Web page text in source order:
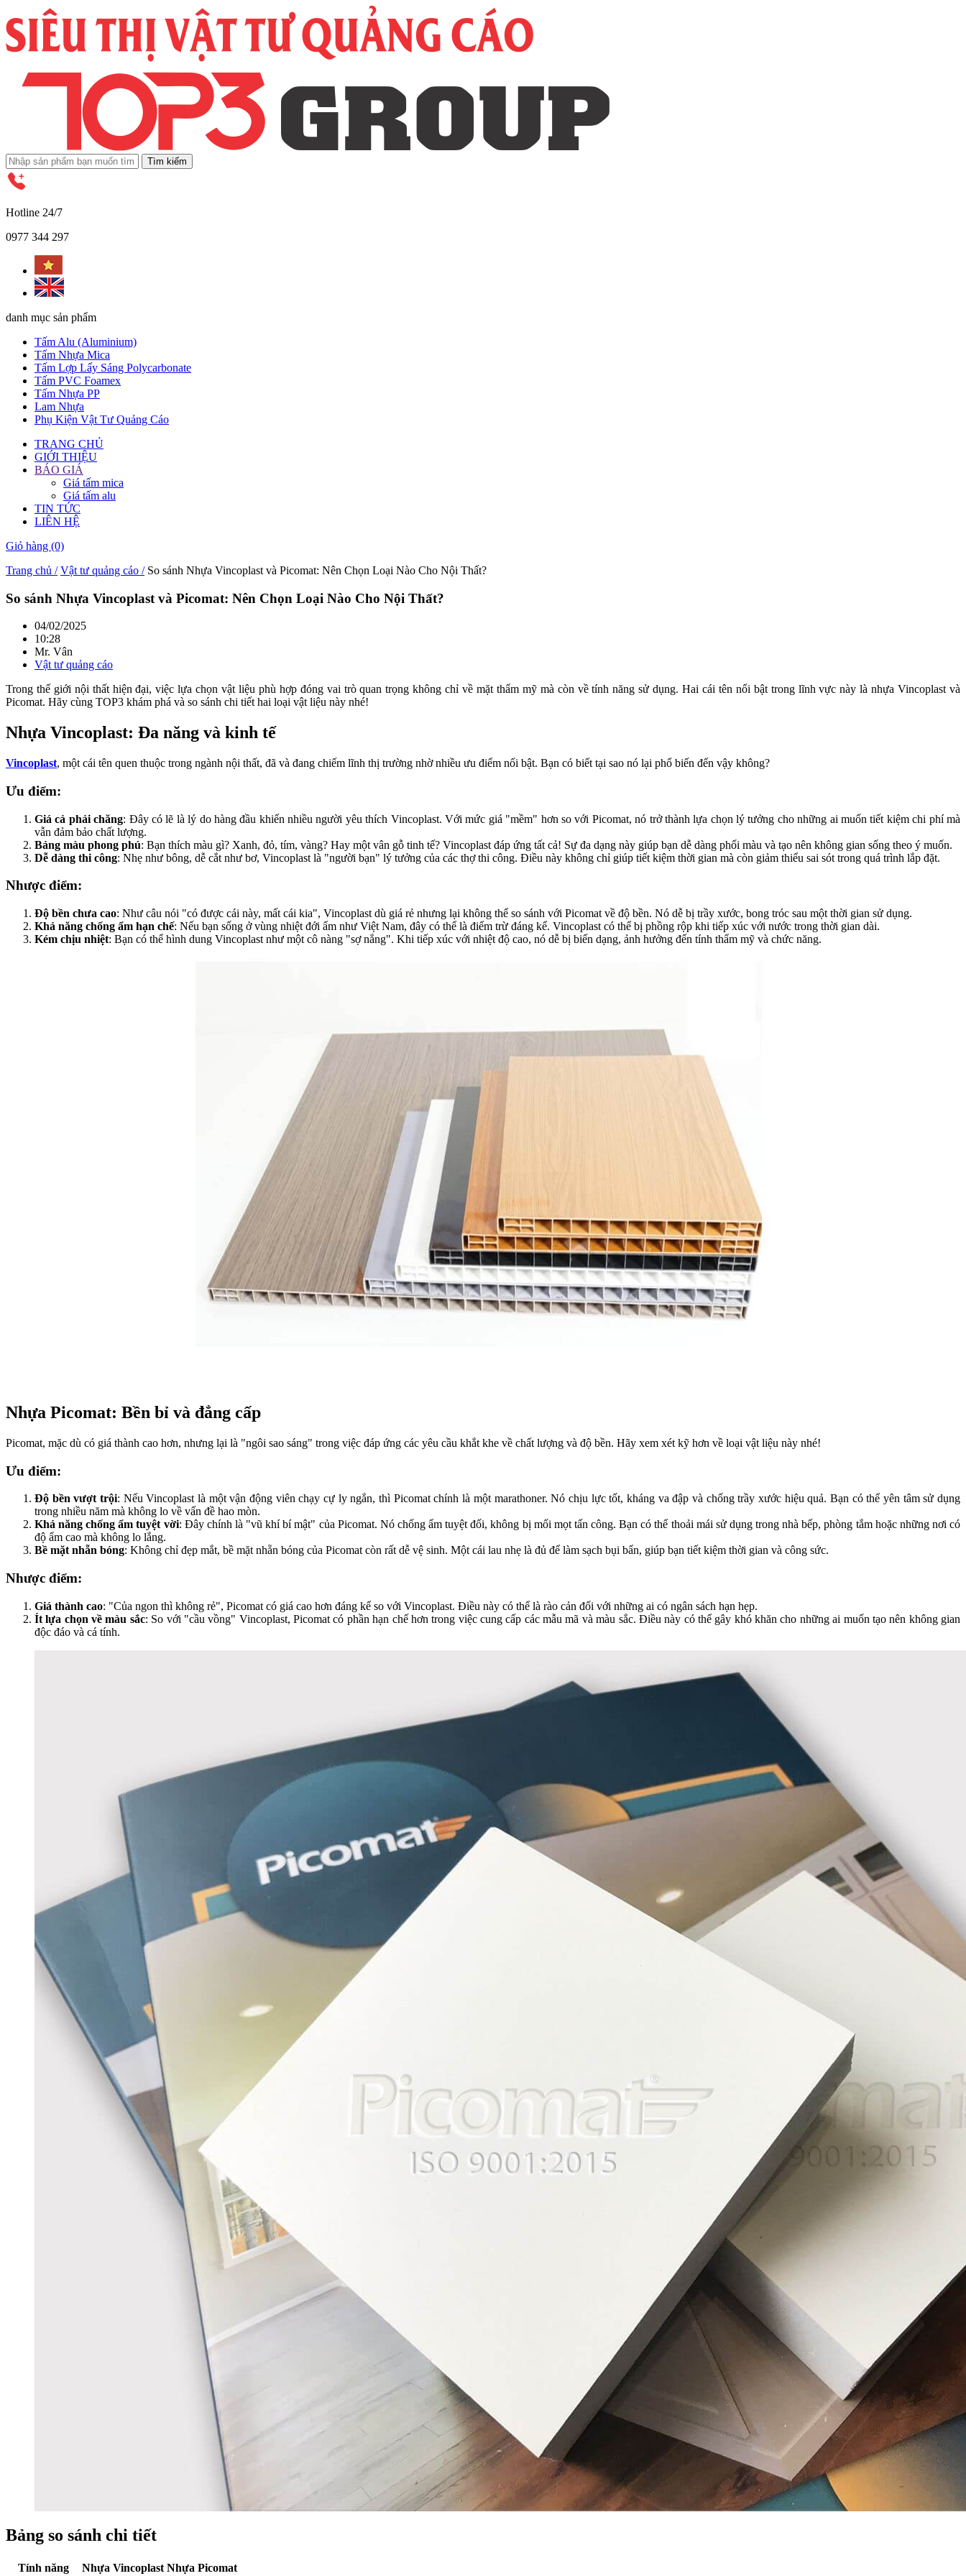
Tìm kiếm
Hotline 24/7
0977 344 297
danh mục sản phẩm
Tấm Alu (Aluminium)
Tấm Nhựa Mica
Tấm Lợp Lấy Sáng Polycarbonate
Tấm PVC Foamex
Tấm Nhựa PP
Lam Nhựa
Phụ Kiện Vật Tư Quảng Cáo
TRANG CHỦ
GIỚI THIỆU
BÁO GIÁ
Giá tấm mica
Giá tấm alu
TIN TỨC
LIÊN HỆ
Giỏ hàng (0)
Trang chủ / Vật tư quảng cáo / So sánh Nhựa Vincoplast và Picomat: Nên Chọn Loại Nào Cho Nội Thất?
So sánh Nhựa Vincoplast và Picomat: Nên Chọn Loại Nào Cho Nội Thất?
04/02/2025
10:28
Mr. Vân
Vật tư quảng cáo
Trong thế giới nội thất hiện đại, việc lựa chọn vật liệu phù hợp đóng vai trò quan trọng không chỉ về mặt thẩm mỹ mà còn về tính năng sử dụng. Hai cái tên nổi bật trong lĩnh vực này là nhựa Vincoplast và
Picomat. Hãy cùng TOP3 khám phá và so sánh chi tiết hai loại vật liệu này nhé!
Nhựa Vincoplast: Đa năng và kinh tế
Vincoplast, một cái tên quen thuộc trong ngành nội thất, đã và đang chiếm lĩnh thị trường nhờ nhiều ưu điểm nổi bật. Bạn có biết tại sao nó lại phổ biến đến vậy không?
Ưu điểm:
Giá cả phải chăng: Đây có lẽ là lý do hàng đầu khiến nhiều người yêu thích Vincoplast. Với mức giá "mềm" hơn so với Picomat, nó trở thành lựa chọn lý tưởng cho những ai muốn tiết kiệm chi phí mà
vẫn đảm bảo chất lượng.
Bảng màu phong phú: Bạn thích màu gì? Xanh, đỏ, tím, vàng? Hay một vân gỗ tinh tế? Vincoplast đáp ứng tất cả! Sự đa dạng này giúp bạn dễ dàng phối màu và tạo nên không gian sống theo ý muốn.
Dễ dàng thi công: Nhẹ như bông, dễ cắt như bơ, Vincoplast là "người bạn" lý tưởng của các thợ thi công. Điều này không chỉ giúp tiết kiệm thời gian mà còn giảm thiểu sai sót trong quá trình lắp đặt.
Nhược điểm:
Độ bền chưa cao: Như câu nói "có được cái này, mất cái kia", Vincoplast dù giá rẻ nhưng lại không thể so sánh với Picomat về độ bền. Nó dễ bị trầy xước, bong tróc sau một thời gian sử dụng.
Khả năng chống ẩm hạn chế: Nếu bạn sống ở vùng nhiệt đới ẩm như Việt Nam, đây có thể là điểm trừ đáng kể. Vincoplast có thể bị phồng rộp khi tiếp xúc với nước trong thời gian dài.
Kém chịu nhiệt: Bạn có thể hình dung Vincoplast như một cô nàng "sợ nắng". Khi tiếp xúc với nhiệt độ cao, nó dễ bị biến dạng, ảnh hưởng đến tính thẩm mỹ và chức năng.
Nhựa Picomat: Bền bỉ và đẳng cấp
Picomat, mặc dù có giá thành cao hơn, nhưng lại là "ngôi sao sáng" trong việc đáp ứng các yêu cầu khắt khe về chất lượng và độ bền. Hãy xem xét kỹ hơn về loại vật liệu này nhé!
Ưu điểm:
Độ bền vượt trội: Nếu Vincoplast là một vận động viên chạy cự ly ngắn, thì Picomat chính là một marathoner. Nó chịu lực tốt, kháng va đập và chống trầy xước hiệu quả. Bạn có thể yên tâm sử dụng
trong nhiều năm mà không lo về vấn đề hao mòn.
Khả năng chống ẩm tuyệt vời: Đây chính là "vũ khí bí mật" của Picomat. Nó chống ẩm tuyệt đối, không bị mối mọt tấn công. Bạn có thể thoải mái sử dụng trong nhà bếp, phòng tắm hoặc những nơi có
độ ẩm cao mà không lo lắng.
Bề mặt nhẵn bóng: Không chỉ đẹp mắt, bề mặt nhẵn bóng của Picomat còn rất dễ vệ sinh. Một cái lau nhẹ là đủ để làm sạch bụi bẩn, giúp bạn tiết kiệm thời gian và công sức.
Nhược điểm:
Giá thành cao: "Của ngon thì không rẻ", Picomat có giá cao hơn đáng kể so với Vincoplast. Điều này có thể là rào cản đối với những ai có ngân sách hạn hẹp.
Ít lựa chọn về màu sắc: So với "cầu vồng" Vincoplast, Picomat có phần hạn chế hơn trong việc cung cấp các mẫu mã và màu sắc. Điều này có thể gây khó khăn cho những ai muốn tạo nên không gian
độc đáo và cá tính.
Bảng so sánh chi tiết
Tính năng Nhựa Vincoplast Nhựa Picomat